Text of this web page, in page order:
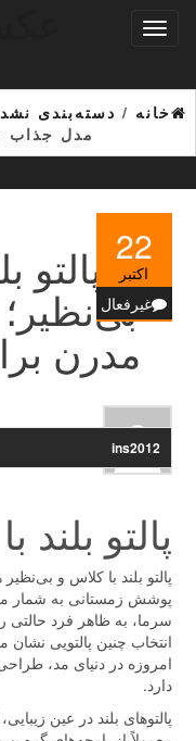
تغییر
خانه/ دسته‌بندی
مدل جذاب
22
اکتبر
غیرفعال
پالتو
مدرن
ins2012
پالتو
پالتو بلند با کلاس و
پوشش زمستانی به شمار
سرما، به ظاهر فرد
انتخاب چنین پالتویی
امروزه در دنیای مد،
دارد.
پالتوهای بلند در عین